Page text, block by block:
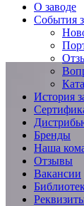
О заводе
События
История
Бренды
Наша
Отзывы
Вакансии